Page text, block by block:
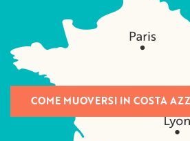
COME MUOVERSI IN COSTA